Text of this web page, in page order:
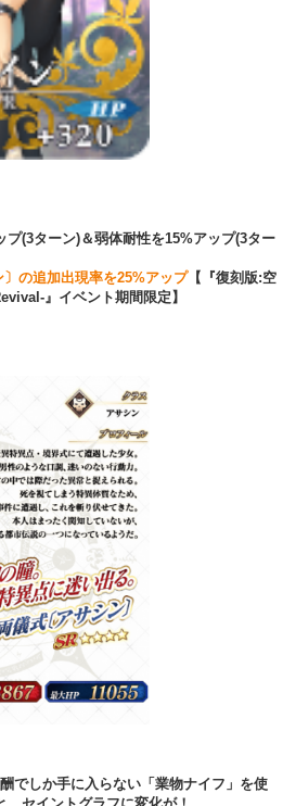
プ(3ターン)＆弱体耐性を15%アップ(3ター
の追加出現率を25%アップ【『復刻版:空
』イベント期間限定】
でしか手に入らない「業物ナイフ」を使